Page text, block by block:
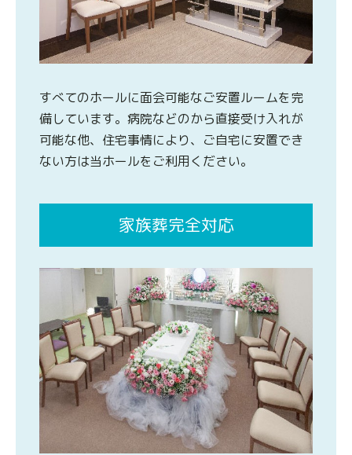
すべてのホールに面会可能なご安置ルームを完
備しています。病院などのから直接受け入れが
可能な他、住宅事情により、ご自宅に安置でき
ない方は当ホールをご利用ください。
家族葬完全対応